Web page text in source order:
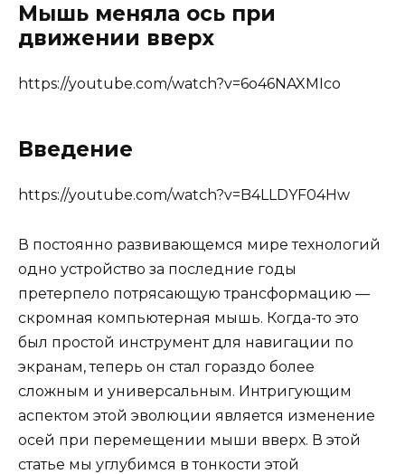
Мышь меняла ось при
движении вверх
https://youtube.com/watch?v=6o46NAXMIco
Введение
https://youtube.com/watch?v=B4LLDYF04Hw
В постоянно развивающемся мире технологий
одно устройство за последние годы
претерпело потрясающую трансформацию —
скромная компьютерная мышь. Когда-то это
был простой инструмент для навигации по
экранам, теперь он стал гораздо более
сложным и универсальным. Интригующим
аспектом этой эволюции является изменение
осей при перемещении мыши вверх. В этой
статье мы углубимся в тонкости этой